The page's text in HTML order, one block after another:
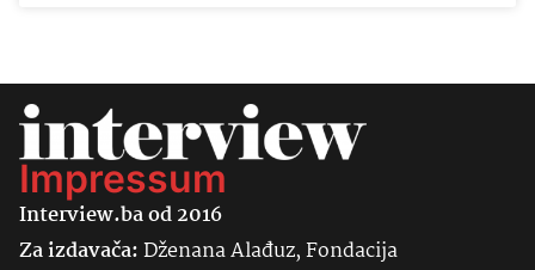
Impressum
Interview.ba od 2016
Za izdavača:Dženana Alađuz, Fondacija